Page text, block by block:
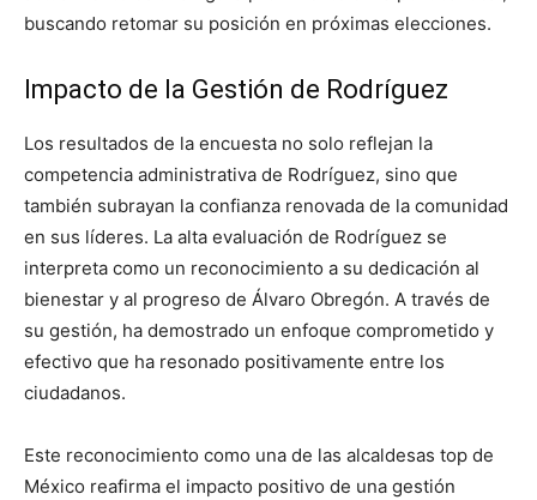
buscando retomar su posición en próximas elecciones.
Impacto de la Gestión de Rodríguez
Los resultados de la encuesta no solo reflejan la
competencia administrativa de Rodríguez, sino que
también subrayan la confianza renovada de la comunidad
en sus líderes. La alta evaluación de Rodríguez se
interpreta como un reconocimiento a su dedicación al
bienestar y al progreso de Álvaro Obregón. A través de
su gestión, ha demostrado un enfoque comprometido y
efectivo que ha resonado positivamente entre los
ciudadanos.
Este reconocimiento como una de las alcaldesas top de
México reafirma el impacto positivo de una gestión